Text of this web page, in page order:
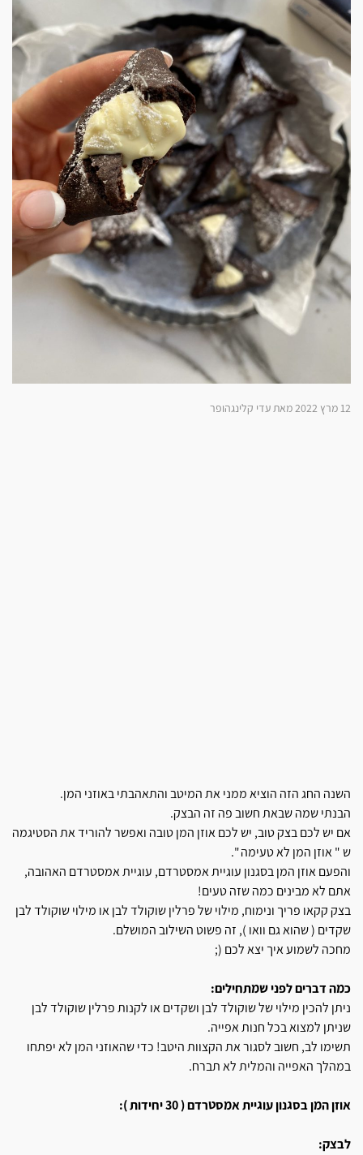
12 מרץ 2022 מאת עדי קלינגהופר
השנה החג הזה הוציא ממני את המיטב והתאהבתי באוזני המן.
הבנתי שמה שבאת חשוב פה זה הבצק.
אם יש לכם בצק טוב, יש לכם אוזן המן טובה ואפשר להוריד את הסטיגמה
ש " אוזן המן לא טעימה ".
והפעם אוזן המן בסגנון עוגיית אמסטרדם, עוגיית אמסטרדם האהובה,
אתם לא מבינים כמה שזה טעים!
בצק קקאו פריך ונימוח, מילוי של פרלין שוקולד לבן או מילוי שוקולד לבן
שקדים ( שהוא גם וואו ), זה פשוט השילוב המושלם.
מחכה לשמוע איך יצא לכם (;
כמה דברים לפני שמתחילים:
ניתן להכין מילוי של שוקולד לבן ושקדים או לקנות פרלין שוקולד לבן
שניתן למצוא בכל חנות אפייה.
תשימו לב, חשוב לסגור את הקצוות היטב! כדי שהאוזני המן לא יפתחו
במהלך האפייה והמלית לא תברח.
אוזן המן בסגנון עוגיית אמסטרדם ( 30 יחידות ):
לבצק: